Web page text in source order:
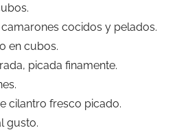
cocidos y pelados.
en cubos.
picada finamente.
cilantro fresco picado.
gusto.